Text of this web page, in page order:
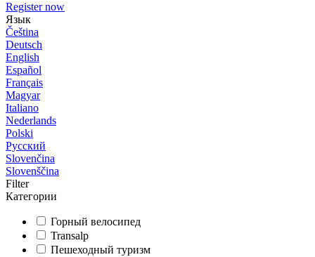
Register now
Язык
Čeština
Deutsch
English
Español
Français
Magyar
Italiano
Nederlands
Polski
Русский
Slovenčina
Slovenščina
Filter
Категории
Горный велосипед
Transalp
Пешеходный туризм